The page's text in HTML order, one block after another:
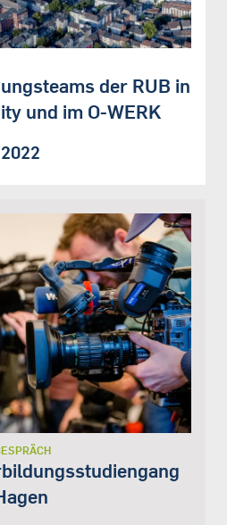
der RUB in
und im O-WERK